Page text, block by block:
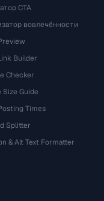
CTA
вовлечённости
Builder
Checker
Size Guide
Times
Splitter
& Alt Text Formatter